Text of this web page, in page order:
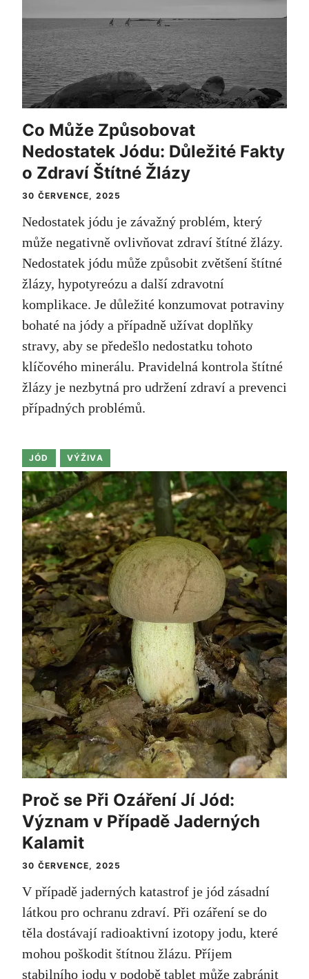
Co Může Způsobovat
Nedostatek Jódu: Důležité Fakty
o Zdraví Štítné Žlázy
30 ČERVENCE, 2025
Nedostatek jódu je závažný problém, který
může negativně ovlivňovat zdraví štítné žlázy.
Nedostatek jódu může způsobit zvětšení štítné
žlázy, hypotyreózu a další zdravotní
komplikace. Je důležité konzumovat potraviny
bohaté na jódy a případně užívat doplňky
stravy, aby se předešlo nedostatku tohoto
klíčového minerálu. Pravidelná kontrola štítné
žlázy je nezbytná pro udržení zdraví a prevenci
případných problémů.
JÓD VÝŽIVA
Proč se Při Ozáření Jí Jód:
Význam v Případě Jaderných
Kalamit
30 ČERVENCE, 2025
V případě jaderných katastrof je jód zásadní
látkou pro ochranu zdraví. Při ozáření se do
těla dostávají radioaktivní izotopy jodu, které
mohou poškodit štítnou žlázu. Příjem
stabilního jodu v podobě tablet může zabránit